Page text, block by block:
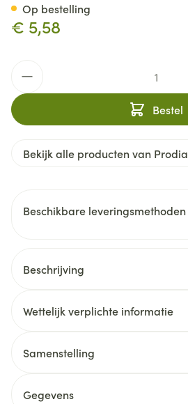
€ 5,58
Bestel
Op bestelling
Bekijk alle producten van Prodia
Beschikbare leveringsmethoden
Beschrijving
Wettelijk verplichte informatie
Samenstelling
Gegevens